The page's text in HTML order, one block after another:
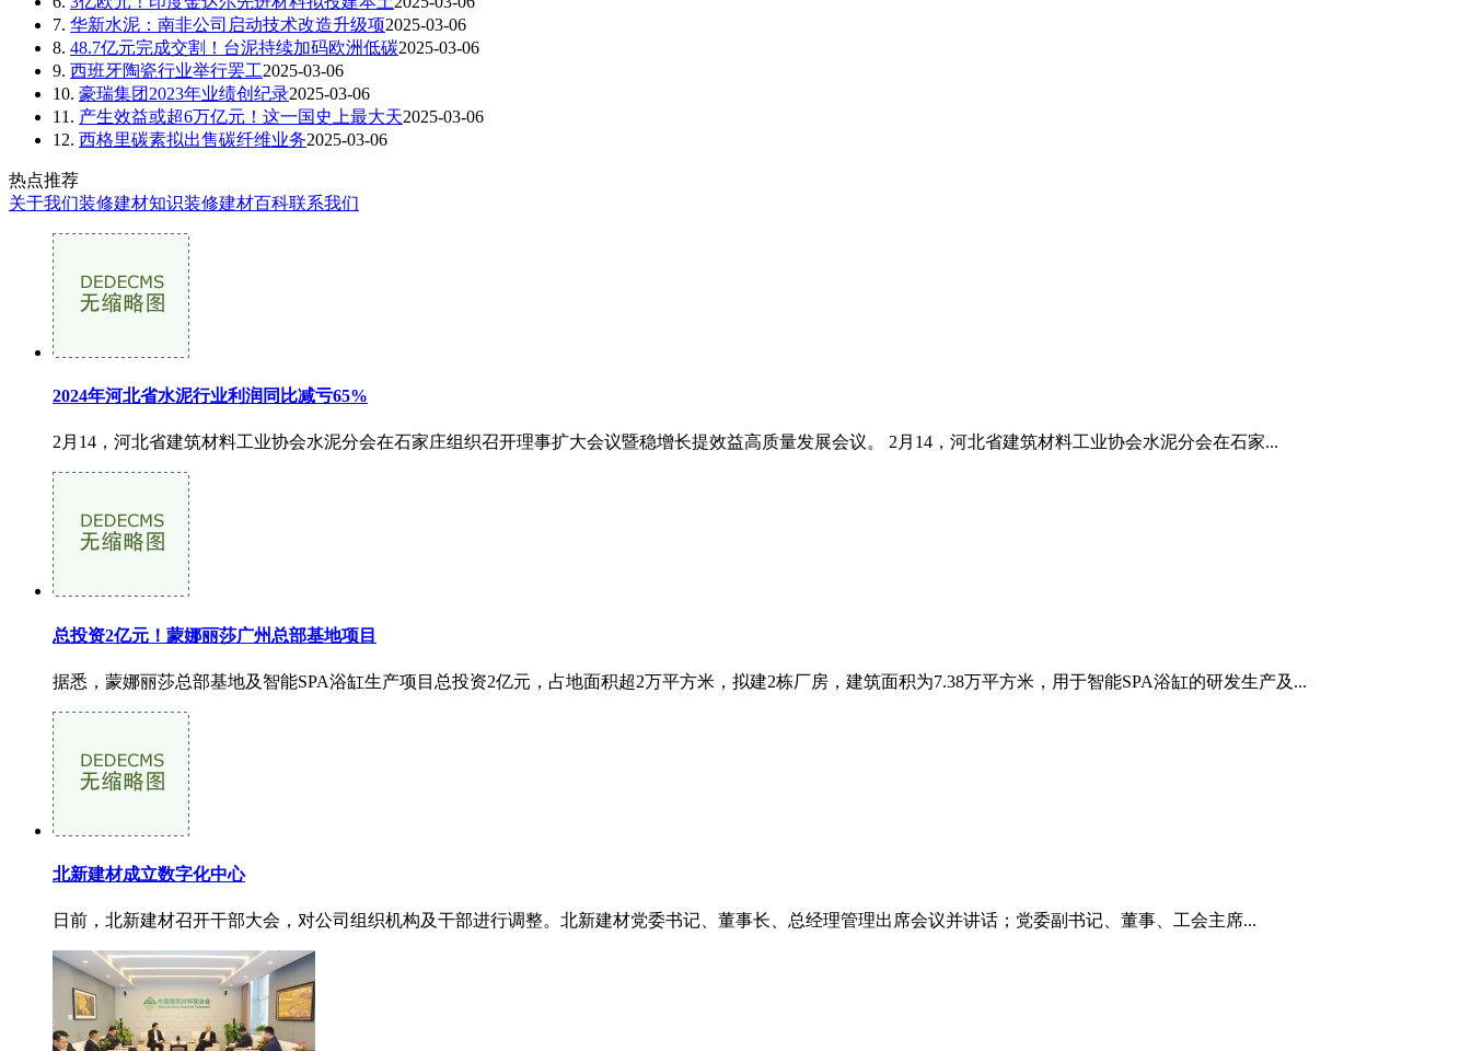
7. 华新水泥：南非公司启动技术改造升级项2025-03-06
8. 48.7亿元完成交割！台泥持续加码欧洲低碳2025-03-06
9. 西班牙陶瓷行业举行罢工2025-03-06
10. 豪瑞集团2023年业绩创纪录2025-03-06
11. 产生效益或超6万亿元！这一国史上最大天2025-03-06
12. 西格里碳素拟出售碳纤维业务2025-03-06
热点推荐
关于我们装修建材知识装修建材百科联系我们
2024年河北省水泥行业利润同比减亏65%
2月14，河北省建筑材料工业协会水泥分会在石家庄组织召开理事扩大会议暨稳增长提效益高质量发展会议。 2月14，河北省建筑材料工业协会水泥分会在石家...
总投资2亿元！蒙娜丽莎广州总部基地项目
据悉，蒙娜丽莎总部基地及智能SPA浴缸生产项目总投资2亿元，占地面积超2万平方米，拟建2栋厂房，建筑面积为7.38万平方米，用于智能SPA浴缸的研发生产及...
北新建材成立数字化中心
日前，北新建材召开干部大会，对公司组织机构及干部进行调整。北新建材党委书记、董事长、总经理管理出席会议并讲话；党委副书记、董事、工会主席...